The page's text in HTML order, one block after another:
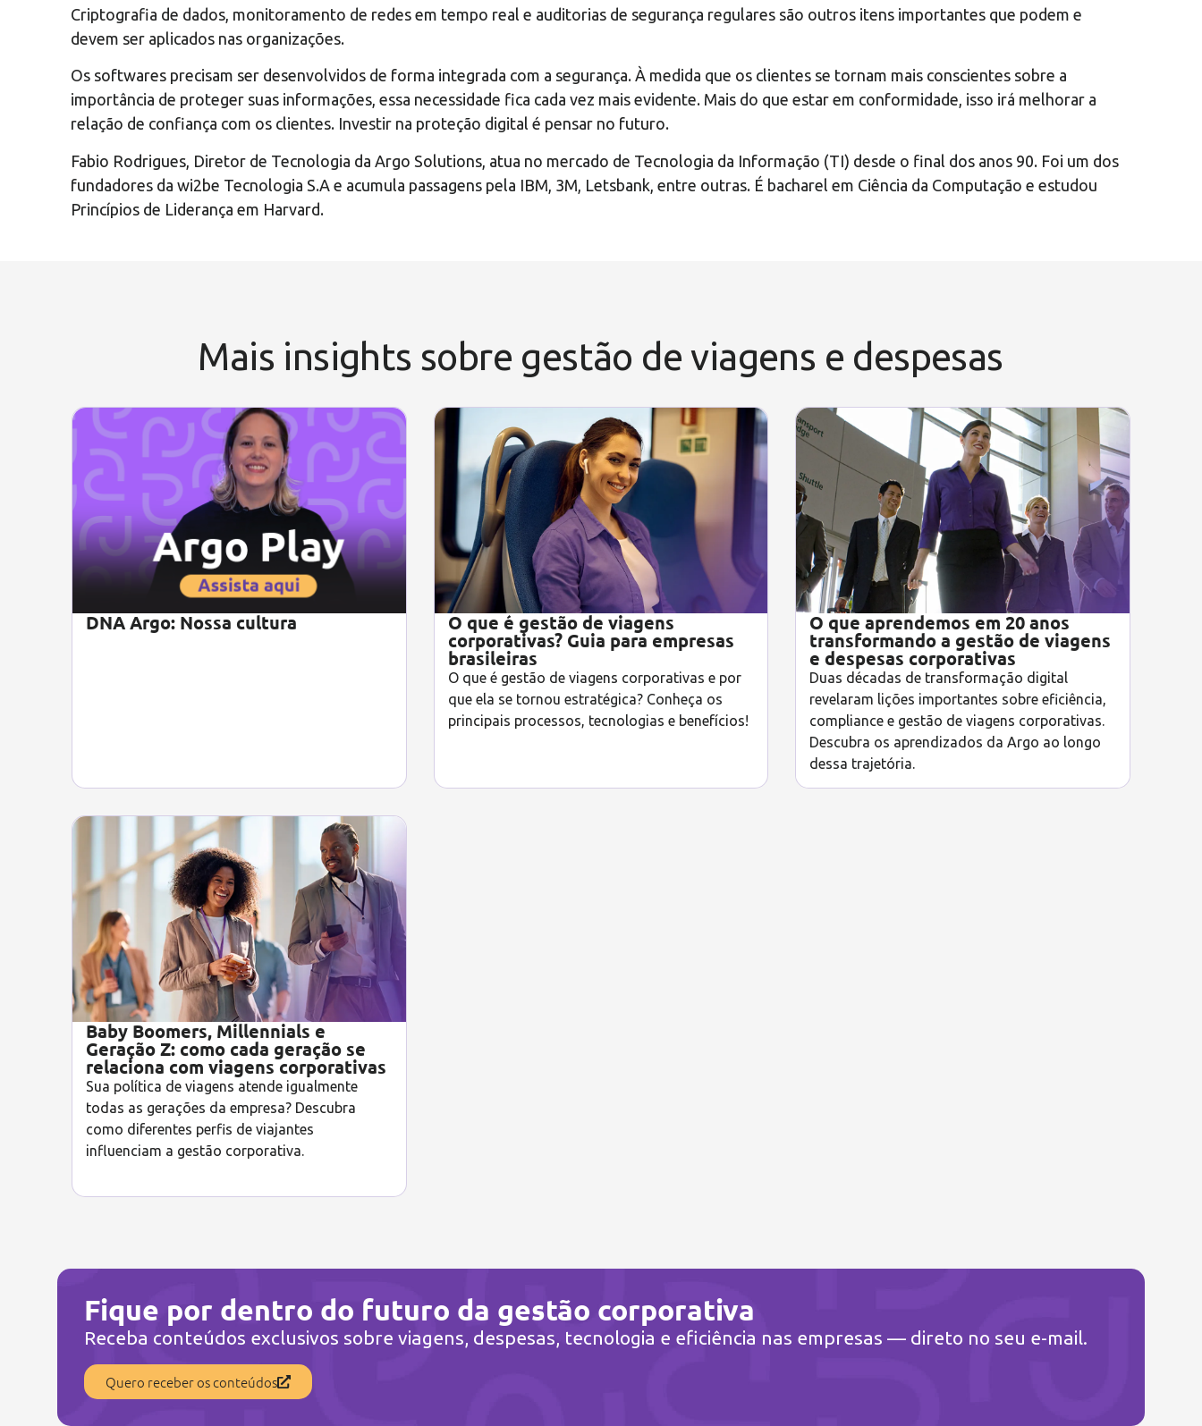
Criptografia de dados, monitoramento de redes em tempo real e auditorias de segurança regulares são outros itens importantes que podem e
devem ser aplicados nas organizações.
Os softwares precisam ser desenvolvidos de forma integrada com a segurança. À medida que os clientes se tornam mais conscientes sobre a
importância de proteger suas informações, essa necessidade fica cada vez mais evidente. Mais do que estar em conformidade, isso irá melhorar a
relação de confiança com os clientes. Investir na proteção digital é pensar no futuro.
Fabio Rodrigues, Diretor de Tecnologia da Argo Solutions, atua no mercado de Tecnologia da Informação (TI) desde o final dos anos 90. Foi um dos
fundadores da wi2be Tecnologia S.A e acumula passagens pela IBM, 3M, Letsbank, entre outras. É bacharel em Ciência da Computação e estudou
Princípios de Liderança em Harvard.
Mais insights sobre gestão de viagens e despesas
DNA Argo: Nossa cultura O que é gestão de viagens
corporativas? Guia para empresas
brasileiras
O que é gestão de viagens corporativas e por
que ela se tornou estratégica? Conheça os
principais processos, tecnologias e benefícios!
O que aprendemos em 20 anos
transformando a gestão de viagens
e despesas corporativas
Duas décadas de transformação digital
revelaram lições importantes sobre eficiência,
compliance e gestão de viagens corporativas.
Descubra os aprendizados da Argo ao longo
dessa trajetória.
Baby Boomers, Millennials e
Geração Z: como cada geração se
relaciona com viagens corporativas
Sua política de viagens atende igualmente
todas as gerações da empresa? Descubra
como diferentes perfis de viajantes
influenciam a gestão corporativa.
Fique por dentro do futuro da gestão corporativa
Receba conteúdos exclusivos sobre viagens, despesas, tecnologia e eficiência nas empresas — direto no seu e-mail.
Quero receber os conteúdos